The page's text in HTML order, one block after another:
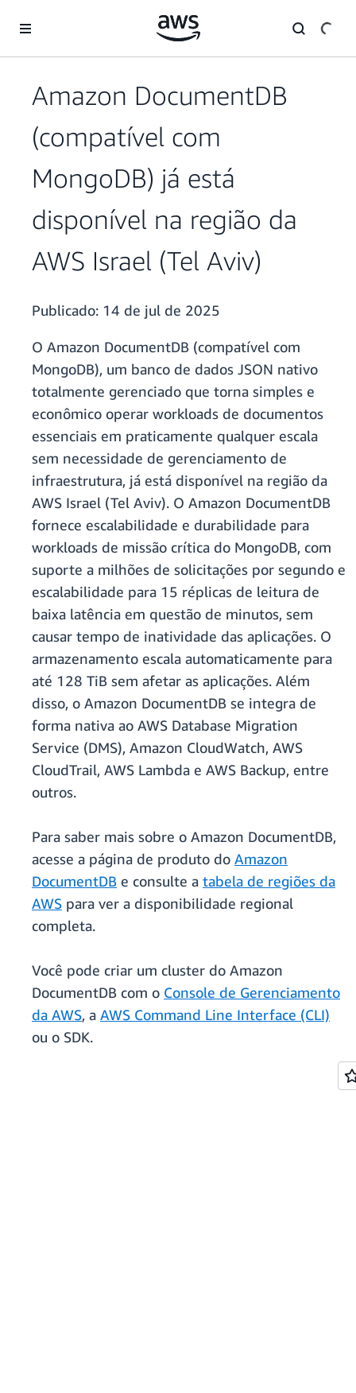
Pular para o conteúdo principal
Amazon DocumentDB
(compatível com
MongoDB) já está
disponível na região da
AWS Israel (Tel Aviv)
Publicado: 14 de jul de 2025
O Amazon DocumentDB (compatível com
MongoDB), um banco de dados JSON nativo
totalmente gerenciado que torna simples e
econômico operar workloads de documentos
essenciais em praticamente qualquer escala
sem necessidade de gerenciamento de
infraestrutura, já está disponível na região da
AWS Israel (Tel Aviv). O Amazon DocumentDB
fornece escalabilidade e durabilidade para
workloads de missão crítica do MongoDB, com
suporte a milhões de solicitações por segundo e
escalabilidade para 15 réplicas de leitura de
baixa latência em questão de minutos, sem
causar tempo de inatividade das aplicações. O
armazenamento escala automaticamente para
até 128 TiB sem afetar as aplicações. Além
disso, o Amazon DocumentDB se integra de
forma nativa ao AWS Database Migration
Service (DMS), Amazon CloudWatch, AWS
CloudTrail, AWS Lambda e AWS Backup, entre
outros.
Para saber mais sobre o Amazon DocumentDB,
acesse a página de produto do Amazon
DocumentDB e consulte a tabela de regiões da
AWS para ver a disponibilidade regional
completa.
Você pode criar um cluster do Amazon
DocumentDB com o Console de Gerenciamento
da AWS, a AWS Command Line Interface (CLI)
ou o SDK.